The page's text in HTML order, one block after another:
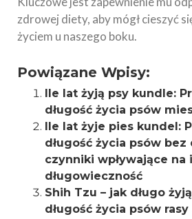
zdrowej diety, aby mógł cieszyć
życiem u naszego boku.
Powiązane Wpisy:
Ile lat żyją psy kundle:
długość życia psów
Ile lat żyje pies kundel:
długość życia psów
czynniki wpływające na
długowieczność
Shih Tzu – jak długo
długość życia psów